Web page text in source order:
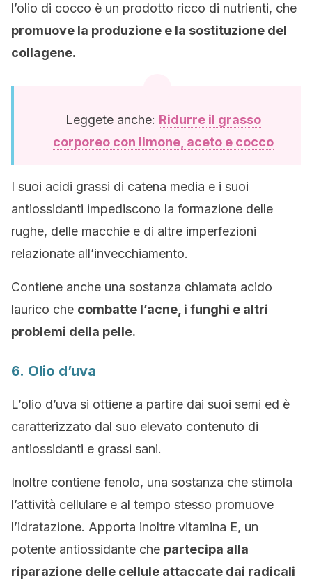
l’olio di cocco è un prodotto ricco di nutrienti, che
promuove la produzione e la sostituzione del
collagene.
Leggete anche: Ridurre il grasso
corporeo con limone, aceto e cocco
I suoi acidi grassi di catena media e i suoi
antiossidanti impediscono la formazione delle
rughe, delle macchie e di altre imperfezioni
relazionate all’invecchiamento.
Contiene anche una sostanza chiamata acido
laurico che combatte l’acne, i funghi e altri
problemi della pelle.
6. Olio d’uva
L’olio d’uva si ottiene a partire dai suoi semi ed è
caratterizzato dal suo elevato contenuto di
antiossidanti e grassi sani.
Inoltre contiene fenolo, una sostanza che stimola
l’attività cellulare e al tempo stesso promuove
l’idratazione. Apporta inoltre vitamina E, un
potente antiossidante che partecipa alla
riparazione delle cellule attaccate dai radicali